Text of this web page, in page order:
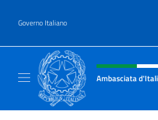
Governo Italiano
Intestazione sito,
Ambasciata